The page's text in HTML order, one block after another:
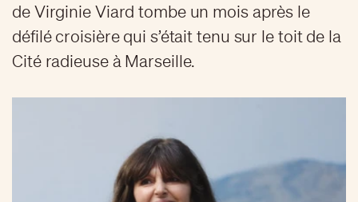
de Virginie Viard tombe un mois après le
défilé croisière qui s’était tenu sur le toit de la
Cité radieuse à Marseille.